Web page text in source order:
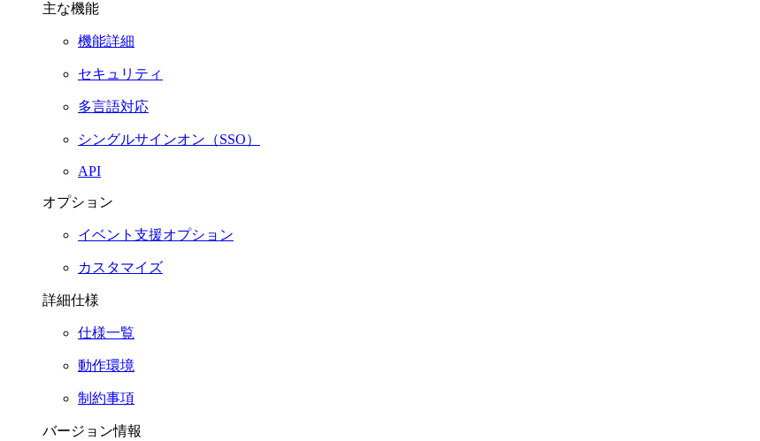
主な機能
機能詳細
セキュリティ
多言語対応
シングルサインオン（SSO）
API
オプション
イベント支援オプション
カスタマイズ
詳細仕様
仕様一覧
動作環境
制約事項
バージョン情報